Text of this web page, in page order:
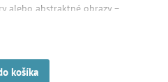
alebo abstraktné obrazy –
košíka